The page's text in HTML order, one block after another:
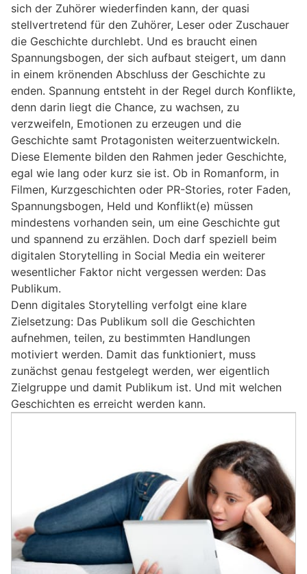
sich der Zuhörer wiederfinden kann, der quasi
stellvertretend für den Zuhörer, Leser oder Zuschauer
die Geschichte durchlebt. Und es braucht einen
Spannungsbogen, der sich aufbaut steigert, um dann
in einem krönenden Abschluss der Geschichte zu
enden. Spannung entsteht in der Regel durch Konflikte,
denn darin liegt die Chance, zu wachsen, zu
verzweifeln, Emotionen zu erzeugen und die
Geschichte samt Protagonisten weiterzuentwickeln.
Diese Elemente bilden den Rahmen jeder Geschichte,
egal wie lang oder kurz sie ist. Ob in Romanform, in
Filmen, Kurzgeschichten oder PR-Stories, roter Faden,
Spannungsbogen, Held und Konflikt(e) müssen
mindestens vorhanden sein, um eine Geschichte gut
und spannend zu erzählen. Doch darf speziell beim
digitalen Storytelling in Social Media ein weiterer
wesentlicher Faktor nicht vergessen werden: Das
Publikum.
Denn digitales Storytelling verfolgt eine klare
Zielsetzung: Das Publikum soll die Geschichten
aufnehmen, teilen, zu bestimmten Handlungen
motiviert werden. Damit das funktioniert, muss
zunächst genau festgelegt werden, wer eigentlich
Zielgruppe und damit Publikum ist. Und mit welchen
Geschichten es erreicht werden kann.